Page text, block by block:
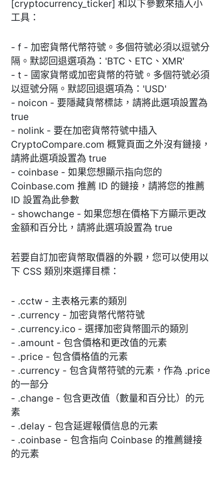
[cryptocurrency_ticker] 和以下參數來插入小
工具：
- f - 加密貨幣代幣符號。多個符號必須以逗號分
隔。默認回退選項為：'BTC、ETC、XMR'
- t - 國家貨幣或加密貨幣的符號。多個符號必須
以逗號分隔。默認回退選項為：'USD'
- noicon - 要隱藏貨幣標誌，請將此選項設置為
true
- nolink - 要在加密貨幣符號中插入
CryptoCompare.com 概覽頁面之外沒有鏈接，
請將此選項設置為 true
- coinbase - 如果您想顯示指向您的
Coinbase.com 推薦 ID 的鏈接，請將您的推薦
ID 設置為此參數
- showchange - 如果您想在價格下方顯示更改
金額和百分比，請將此選項設置為 true
若要自訂加密貨幣取價器的外觀，您可以使用以
下 CSS 類別來選擇目標：
- .cctw - 主表格元素的類別
- .currency - 加密貨幣代幣符號
- .currency.ico - 選擇加密貨幣圖示的類別
- .amount - 包含價格和更改值的元素
- .price - 包含價格值的元素
- .currency - 包含貨幣符號的元素，作為 .price
的一部分
- .change - 包含更改值（數量和百分比）的元
素
- .delay - 包含延遲報價信息的元素
- .coinbase - 包含指向 Coinbase 的推薦鏈接
的元素